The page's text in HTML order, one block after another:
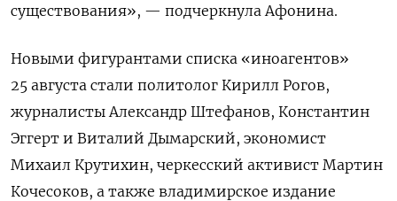
существования», — подчеркнула Афонина.
Новыми фигурантами списка «иноагентов»
25 августа стали политолог Кирилл Рогов,
журналисты Александр Штефанов, Константин
Эггерт и Виталий Дымарский, экономист
Михаил Крутихин, черкесский активист Мартин
Кочесоков, а также владимирское издание